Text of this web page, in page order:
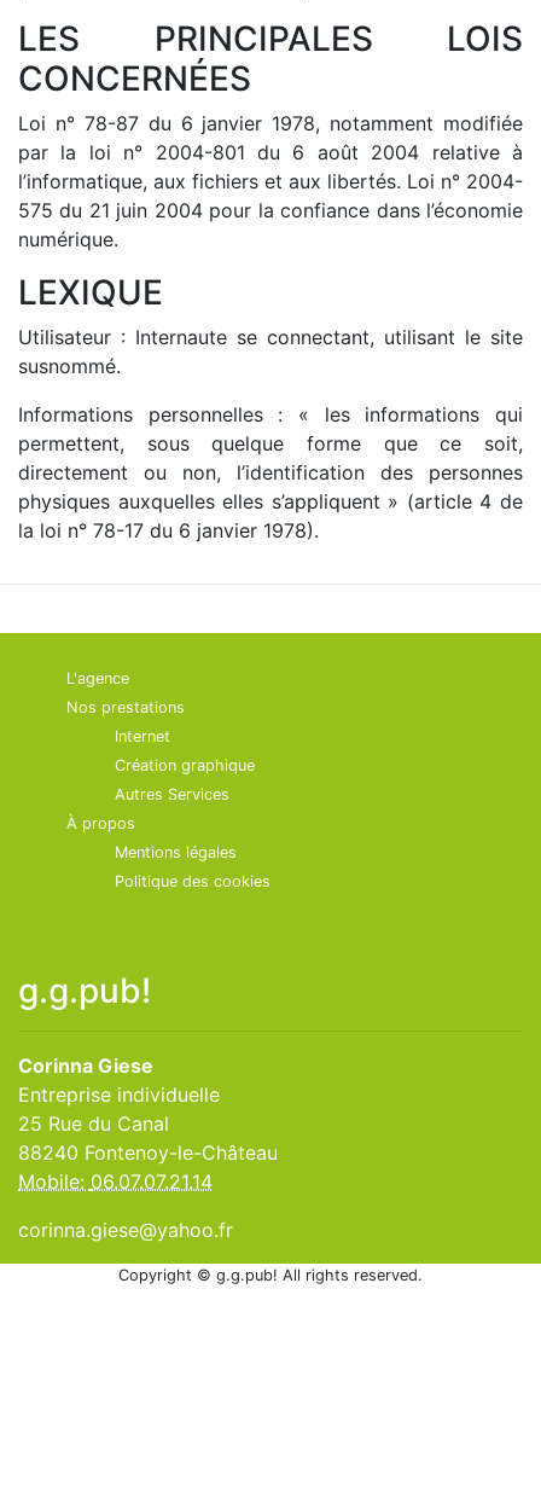
LES PRINCIPALES LOIS
CONCERNÉES
Loi n° 78-87 du 6 janvier 1978, notamment modifiée
par la loi n° 2004-801 du 6 août 2004 relative à
l’informatique, aux fichiers et aux libertés. Loi n° 2004-
575 du 21 juin 2004 pour la confiance dans l’économie
numérique.
LEXIQUE
Utilisateur : Internaute se connectant, utilisant le site
susnommé.
Informations personnelles : « les informations qui
permettent, sous quelque forme que ce soit,
directement ou non, l’identification des personnes
physiques auxquelles elles s’appliquent » (article 4 de
la loi n° 78-17 du 6 janvier 1978).
L'agence
Nos prestations
Internet
Création graphique
Autres Services
À propos
Mentions légales
Politique des cookies
g.g.pub!
Corinna Giese
Entreprise individuelle
25 Rue du Canal
88240 Fontenoy-le-Château
Mobile: 06.07.07.21.14
corinna.giese@yahoo.fr
Copyright © g.g.pub! All rights reserved.